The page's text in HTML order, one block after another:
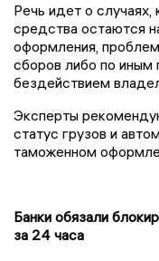
Речь идет о случаях,
средства остаются
оформления,
сборов либо по иным
бездействием
Эксперты
статус грузов и
таможенном
Банки обязали
за 24 часа